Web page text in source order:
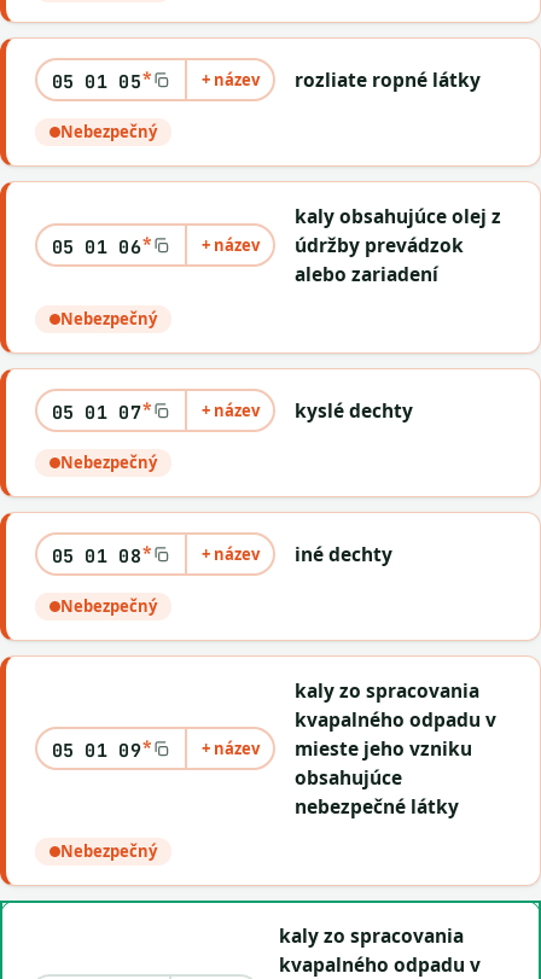
05 01 05* + název rozliate ropné látky
Nebezpečný
05 01 06* + název
kaly obsahujúce olej z
údržby prevádzok
alebo zariadení
Nebezpečný
05 01 07* + název kyslé dechty
Nebezpečný
05 01 08* + název iné dechty
Nebezpečný
05 01 09* + název
kaly zo spracovania
kvapalného odpadu v
mieste jeho vzniku
obsahujúce
nebezpečné látky
Nebezpečný
kaly zo spracovania
kvapalného odpadu v